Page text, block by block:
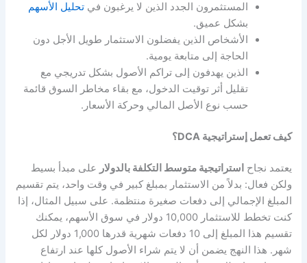
المستثمرون الجدد الذين لا يرغبون في تحليل الأسهم
بشكل عميق.
الأشخاص الذين يفضلون الاستثمار طويل الأجل دون
الحاجة إلى متابعة يومية.
الذين يهدفون إلى تراكم الأصول بشكل تدريجي مع
تقليل أثر توقيت الدخول، مع بقاء مخاطر السوق قائمة
حسب نوع الأصل المالي وحركة الأسعار.
كيف تعمل إستراتيجية DCA؟
يعتمد نجاح استراتيجية متوسط التكلفة بالدولارعلى مبدأ بسيط
ولكن فعال: بدلاً من الاستثمار بمبلغ كبير في وقت واحد، يتم تقسيم
المبلغ الإجمالي إلى دفعات صغيرة منتظمة. على سبيل المثال، إذا
كنت تخطط للاستثمار 10,000 دولار في سوق الأسهم، يمكنك
تقسيم هذا المبلغ إلى 10 دفعات شهرية قدرها 1,000 دولار لكل
شهر. هذا النهج يضمن أن لا يتم شراء الأصول كلها عند ارتفاع